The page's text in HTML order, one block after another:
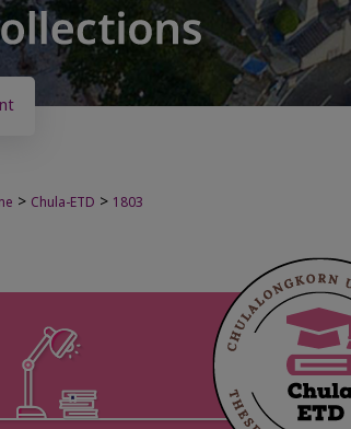
> Chula-ETD > 1803